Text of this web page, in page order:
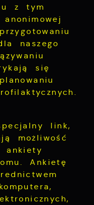
z tym
naszego
się
link,
możliwość
ankiety
Ankietę
oraz
są nasze
nam na
pod
wśród
informacje są
pliki
informacje i
partnerów.
do
przeglądanej
promocyjne
podmiotów
naszymi
usług.
nasze treści w